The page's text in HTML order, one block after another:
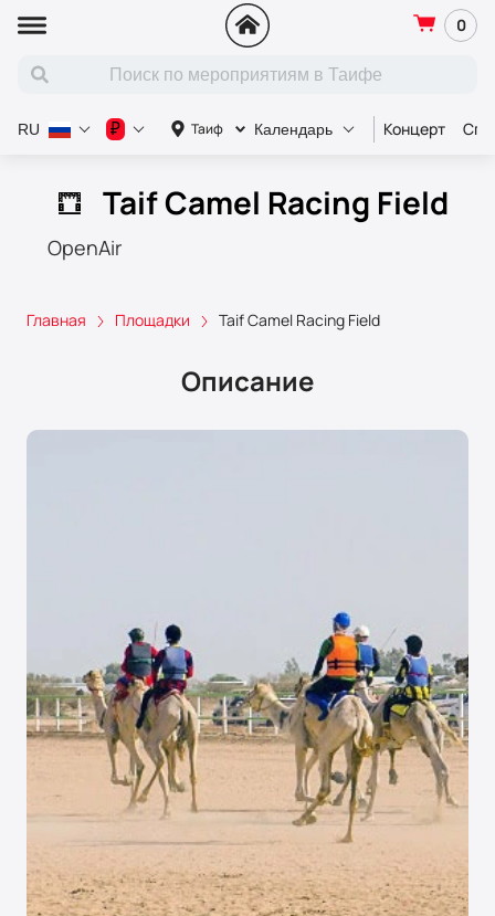
0
Таиф Календарь Концерт
RU ₽
Taif Camel Racing Field
OpenAir
Главная Площадки Taif Camel Racing Field
Описание